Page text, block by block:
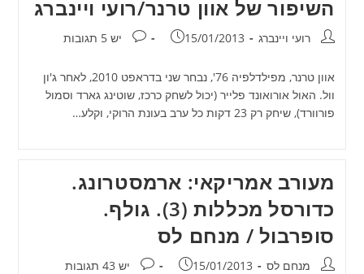
השיפור של אוון טרנר/רועי ויינברג
מחבר:רועי ויינברג פורסם:
15/01/2013 תגובות:
יש 5 תגובות
אוון טרנר, מפילדלפיה 76', נבחר שני בדראפט 2010, לאחר ג'ון
וול. האול אורואונד פלייר (יכול לשחק כרכז, שוטינג גארד וסמול
פורוורד), שיחק רק 23 דקות כל ערב בעונת הרוקי, וקלע…
מעורב אמריקאי: ארמסטרונג.
כדורסל מכללות (3). גולף.
סופרבול / מנחם לס
מחבר:מנחם לס פורסם:
15/01/2013 תגובות:
יש 43 תגובות